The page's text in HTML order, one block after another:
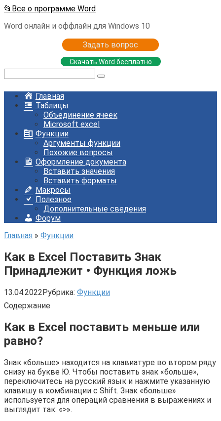
Перейти
контенту
📂Все о программе Word
Word онлайн и оффлайн для Windows 10
Задать вопрос
Скачать Word бесплатно
Главная
Таблицы
Объединение ячеек
Microsoft excel
Функции
Аргументы функции
Похожие вопросы
Оформление документа
Вставить значения
Вставить форматы
Макросы
Полезное
Дополнительные сведения
Форум
Главная » Функции
Как в Excel Поставить Знак
Принадлежит • Функция ложь
13.04.2022Рубрика: Функции
Содержание
Как в Excel поставить меньше или
равно?
Знак «больше» находится на клавиатуре во втором ряду
снизу на букве Ю. Чтобы поставить знак «больше»,
переключитесь на русский язык и нажмите указанную
клавишу в комбинации с Shift. Знак «больше»
используется для операций сравнения в выражениях и
выглядит так: «>».